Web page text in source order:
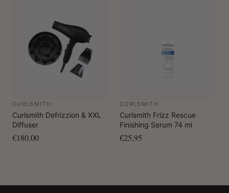
CURLSMITH
Curlsmith Defrizzion & XXL
Diffuser
€180,00
CURLSMITH
Curlsmith Frizz Rescue
Finishing Serum 74 ml
€25,95